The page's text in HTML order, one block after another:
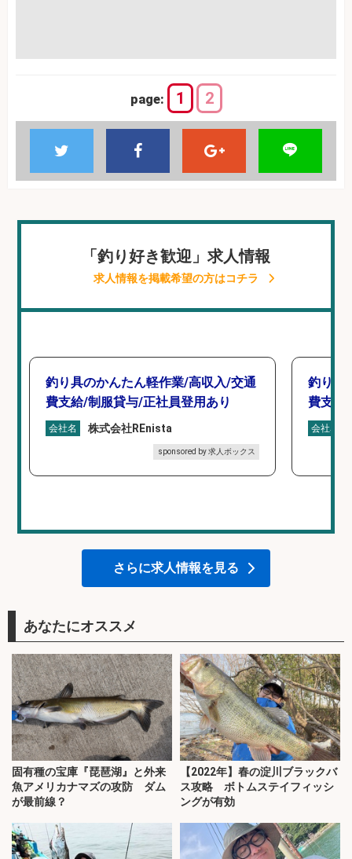
page: 1 2
「釣り好き歓迎」求人情報
求人情報を掲載希望の方はコチラ
釣り具のかんたん軽作業/高収入/交通
費支給/制服貸与/正社員登用あり
会社名 株式会社REnista
sponsored by 求人ボックス
釣り具
費支給
会社名
さらに求人情報を見る
あなたにオススメ
固有種の宝庫『琵琶湖』と外来
魚アメリカナマズの攻防 ダム
が最前線？
【2022年】春の淀川ブラックバ
ス攻略 ボトムステイフィッシ
ングが有効